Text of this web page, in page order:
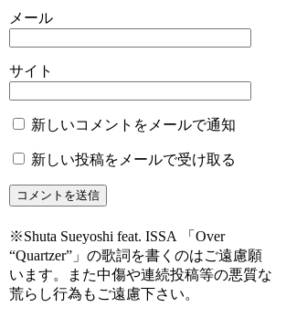
メール
サイト
新しいコメントをメールで通知
新しい投稿をメールで受け取る
※Shuta Sueyoshi feat. ISSA 「Over
“Quartzer”」の歌詞を書くのはご遠慮願
います。また中傷や連続投稿等の悪質な
荒らし行為もご遠慮下さい。